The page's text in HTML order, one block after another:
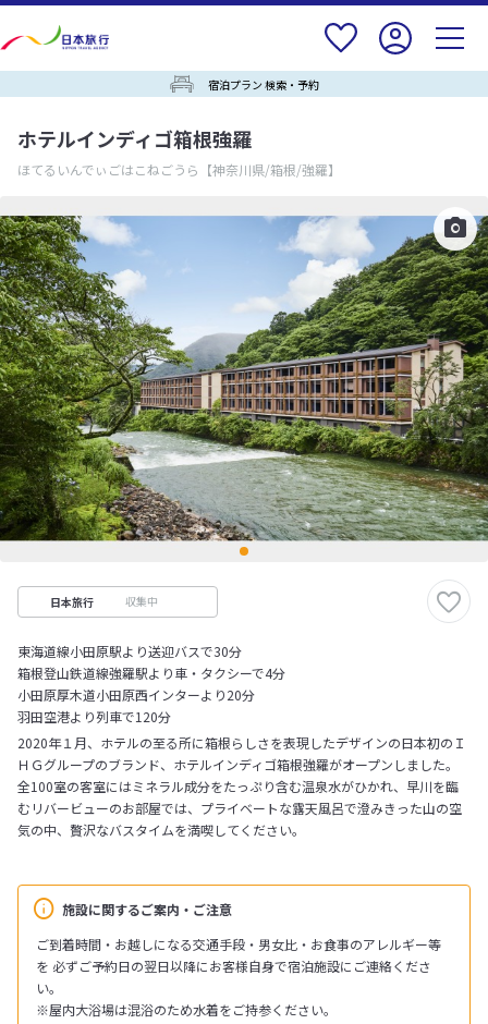
宿泊プラン 検索・予約
ホテルインディゴ箱根強羅
ほてるいんでぃごはこねごうら 【神奈川県/箱根/強羅】
日本旅行 収集中
東海道線小田原駅より送迎バスで30分
箱根登山鉄道線強羅駅より車・タクシーで4分
小田原厚木道小田原西インターより20分
羽田空港より列車で120分
施設に関するご案内・ご注意
ご到着時間・お越しになる交通手段・男女比・お食事のアレルギー等
を 必ずご予約日の翌日以降にお客様自身で宿泊施設にご連絡くださ
い。
※屋内大浴場は混浴のため水着をご持参ください。
2020年１月、ホテルの至る所に箱根らしさを表現したデザインの日本初のＩ
ＨＧグループのブランド、ホテルインディゴ箱根強羅がオープンしました。
全100室の客室にはミネラル成分をたっぷり含む温泉水がひかれ、早川を臨
むリバービューのお部屋では、プライベートな露天風呂で澄みきった山の空
気の中、贅沢なバスタイムを満喫してください。